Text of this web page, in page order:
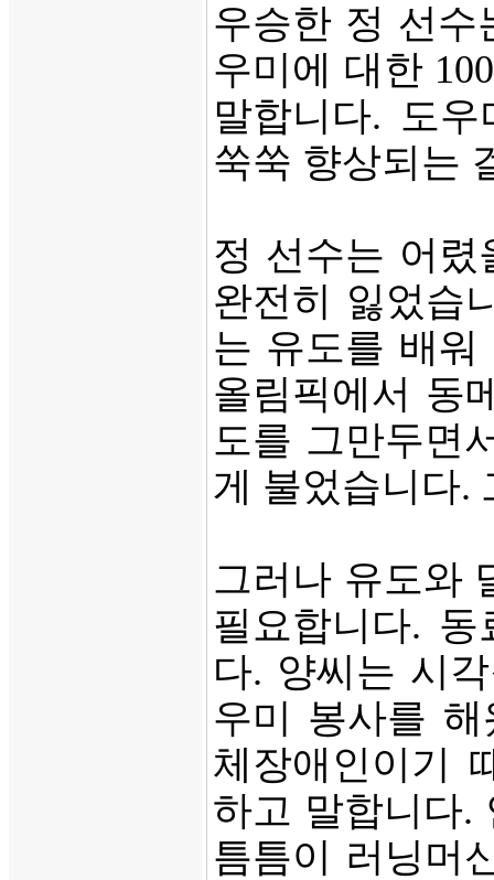
우승한 정 선
우미에 대한
말합니다. 도
쑥쑥 향상되는
정 선수는 어렸
완전히 잃었습
는 유도를 배워
올림픽에서 동
도를 그만두면
게 불었습니다.
그러나 유도와
필요합니다.
다. 양씨는 시
우미 봉사를
체장애인이기
하고 말합니다.
틈틈이 러닝머